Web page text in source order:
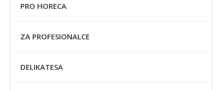
PRO HORECA
ZA PROFESIONALCE
DELIKATESA